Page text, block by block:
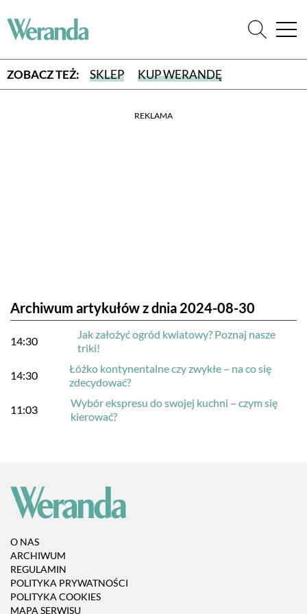
ZOBACZ TEŻ: SKLEP KUP WERANDĘ
REKLAMA
Archiwum artykułów z dnia 2024-08-30
14:30
Jak założyć ogród kwiatowy? Poznaj nasze
triki!
14:30
Łóżko kontynentalne czy zwykłe – na co się
zdecydować?
11:03
Wybór ekspresu do swojej kuchni – czym się
kierować?
O NAS
ARCHIWUM
REGULAMIN
POLITYKA PRYWATNOŚCI
POLITYKA COOKIES
MAPA SERWISU